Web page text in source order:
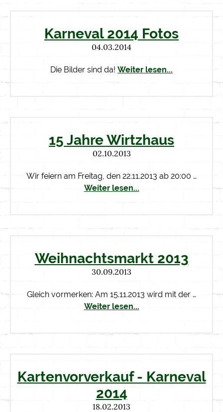
Karneval 2014 Fotos
04.03.2014
Die Bilder sind da! Weiter lesen...
15 Jahre Wirtzhaus
02.10.2013
Wir feiern am Freitag, den 22.11.2013 ab 20:00 …
Weiter lesen...
Weihnachtsmarkt 2013
30.09.2013
Gleich vormerken: Am 15.11.2013 wird mit der …
Weiter lesen...
Kartenvorverkauf - Karneval
2014
18.02.2013